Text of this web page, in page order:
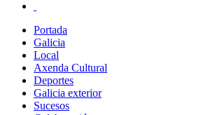
Portada
Galicia
Local
Axenda Cultural
Deportes
Galicia exterior
Sucesos